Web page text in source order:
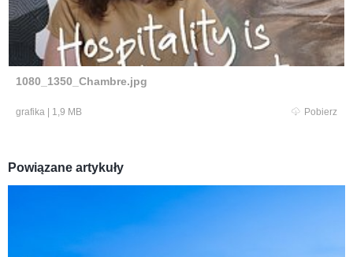
1080_1350_Chambre.jpg
grafika 1,9 MB Pobierz
Powiązane artykuły